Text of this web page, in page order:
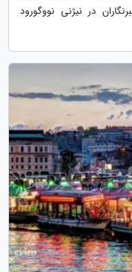
در نیژنی نووگورود